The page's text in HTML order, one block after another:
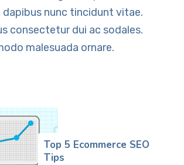
nunc tincidunt vitae.
consectetur dui ac sodales.
malesuada ornare.
Top 5 Ecommerce SEO
Tips